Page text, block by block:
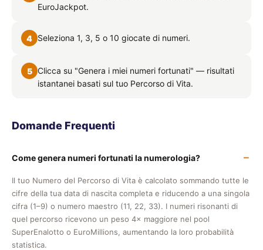
EuroJackpot.
4 Seleziona 1, 3, 5 o 10 giocate di numeri.
5 Clicca su "Genera i miei numeri fortunati" — risultati
istantanei basati sul tuo Percorso di Vita.
Domande Frequenti
Come genera numeri fortunati la numerologia?
Il tuo Numero del Percorso di Vita è calcolato sommando tutte le
cifre della tua data di nascita completa e riducendo a una singola
cifra (1–9) o numero maestro (11, 22, 33). I numeri risonanti di
quel percorso ricevono un peso 4× maggiore nel pool
SuperEnalotto o EuroMillions, aumentando la loro probabilità
statistica.